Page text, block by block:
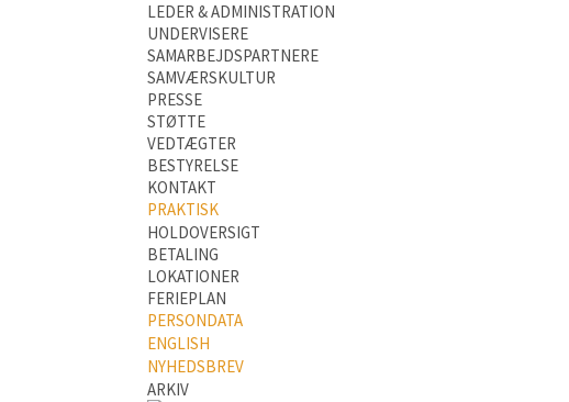
LEDER & ADMINISTRATION
UNDERVISERE
SAMARBEJDSPARTNERE
SAMVÆRSKULTUR
PRESSE
STØTTE
VEDTÆGTER
BESTYRELSE
KONTAKT
PRAKTISK
HOLDOVERSIGT
BETALING
LOKATIONER
FERIEPLAN
PERSONDATA
ENGLISH
NYHEDSBREV
ARKIV